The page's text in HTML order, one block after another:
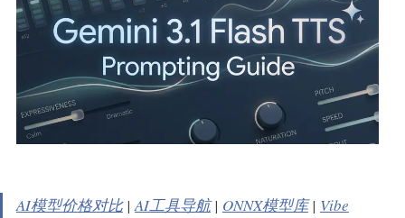
AI模型价格对比|AI工具导航| ONNX模型库| Vibe